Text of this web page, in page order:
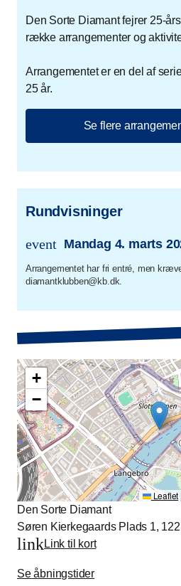
Den Sorte Diamant fejrer 25-
række arrangementer og
Arrangementet er en del af
25 år.
Se flere
Rundvisninger
event
trans.event.date
Mandag 4. marts
Arrangementet har fri entré, men
diamantklubben@kb.dk.
+
−
Leaflet
Den Sorte Diamant
Søren Kierkegaards Plads 1,
linkLink til kort
Se åbningstider